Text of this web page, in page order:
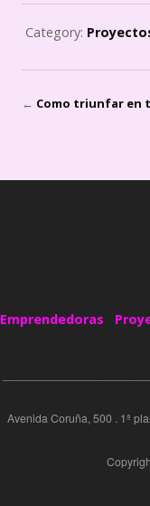
Category:
← Como triunfar en
Emprendedoras
Avenida Coruña, 500 . 1ª